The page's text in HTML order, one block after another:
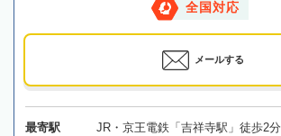
全国対応
メールする
最寄駅 JR・京王電鉄「吉祥寺駅」徒歩2分